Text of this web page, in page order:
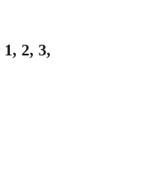
1, 2, 3,